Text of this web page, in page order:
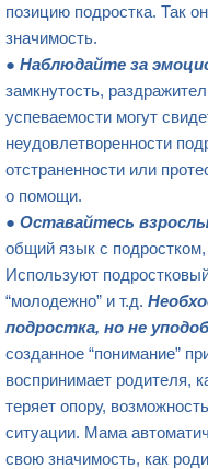
позицию подростка. Так
значимость.
● Наблюдайте за
замкнутость,
успеваемости могут
неудовлетворенности
отстраненности или
о помощи.
● Оставайтесь
общий язык с
Используют
“молодежно” и т.д.
подростка, но не
созданное “понимание”
воспринимает родителя,
теряет опору,
ситуации. Мама
свою значимость, как